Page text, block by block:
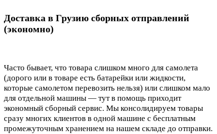
Доставка в Грузию сборных отправлений
(экономно)
Часто бывает, что товара слишком много для самолета
(дорого или в товаре есть батарейки или жидкости,
которые самолетом перевозить нельзя) или слишком мало
для отдельной машины — тут в помощь приходит
экономный сборный сервис. Мы консолидируем товары
сразу многих клиентов в одной машине с бесплатным
промежуточным хранением на нашем складе до отправки.